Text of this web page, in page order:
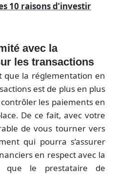
10 raisons d’investir
avec la
les transactions
que la réglementation en
est de plus en plus
les paiements en
De ce fait, avec votre
de vous tourner vers
qui pourra s’assurer
en respect avec la
que le prestataire de